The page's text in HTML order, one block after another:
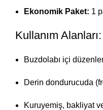
Ekonomik Paket: 1
Kullanım Alanları:
Buzdolabı içi
Derin dondurucuda
Kuruyemiş, bakliyat